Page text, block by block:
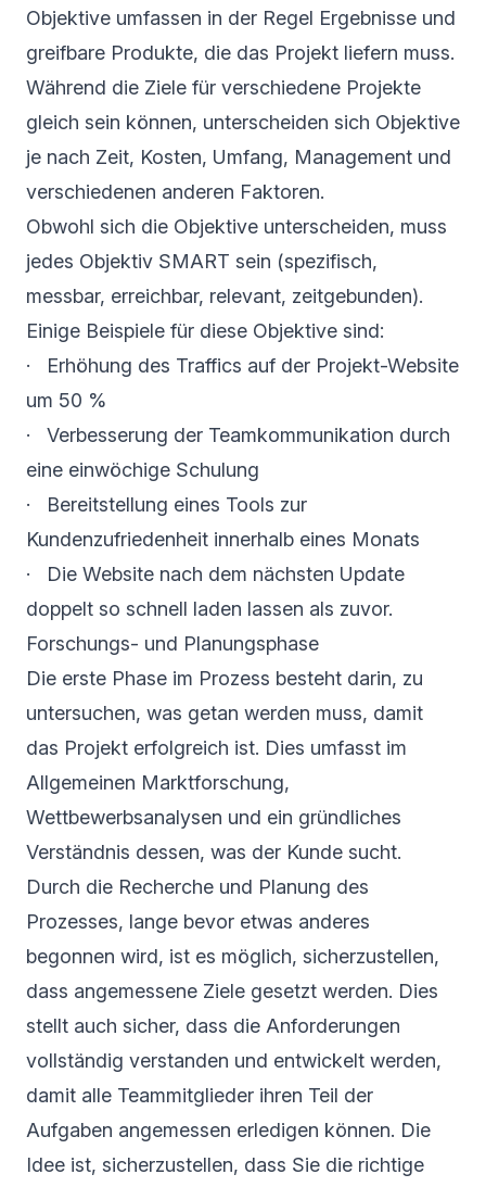
Objektive umfassen in der Regel Ergebnisse und
greifbare Produkte, die das Projekt liefern muss.
Während die Ziele für verschiedene Projekte
gleich sein können, unterscheiden sich Objektive
je nach Zeit, Kosten, Umfang, Management und
verschiedenen anderen Faktoren.
Obwohl sich die Objektive unterscheiden, muss
jedes Objektiv SMART sein (spezifisch,
messbar, erreichbar, relevant, zeitgebunden).
Einige Beispiele für diese Objektive sind:
· Erhöhung des Traffics auf der Projekt-Website
um 50 %
· Verbesserung der Teamkommunikation durch
eine einwöchige Schulung
· Bereitstellung eines Tools zur
Kundenzufriedenheit innerhalb eines Monats
· Die Website nach dem nächsten Update
doppelt so schnell laden lassen als zuvor.
Forschungs- und Planungsphase
Die erste Phase im Prozess besteht darin, zu
untersuchen, was getan werden muss, damit
das Projekt erfolgreich ist. Dies umfasst im
Allgemeinen Marktforschung,
Wettbewerbsanalysen und ein gründliches
Verständnis dessen, was der Kunde sucht.
Durch die Recherche und Planung des
Prozesses, lange bevor etwas anderes
begonnen wird, ist es möglich, sicherzustellen,
dass angemessene Ziele gesetzt werden. Dies
stellt auch sicher, dass die Anforderungen
vollständig verstanden und entwickelt werden,
damit alle Teammitglieder ihren Teil der
Aufgaben angemessen erledigen können. Die
Idee ist, sicherzustellen, dass Sie die richtige